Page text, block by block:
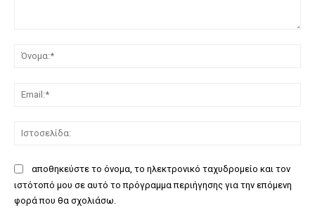
αποθηκεύστε το όνομα, το ηλεκτρονικό ταχυδρομείο και τον
ιστότοπό μου σε αυτό το πρόγραμμα περιήγησης για την επόμενη
φορά που θα σχολιάσω.